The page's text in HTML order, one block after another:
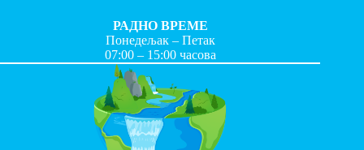
РАДНО ВРЕМЕ
Понедељак – Петак
07:00 – 15:00 часова